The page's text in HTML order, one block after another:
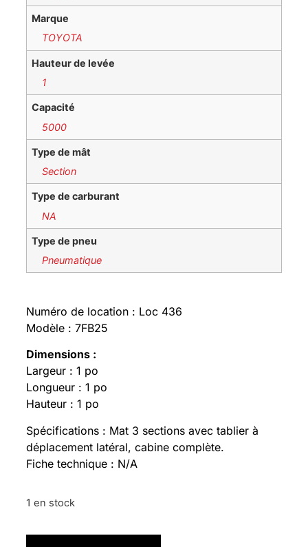
Marque
TOYOTA
Hauteur de levée
1
Capacité
5000
Type de mât
Section
Type de carburant
NA
Type de pneu
Pneumatique
Numéro de location : Loc 436
Modèle : 7FB25
Dimensions :
Largeur : 1 po
Longueur : 1 po
Hauteur : 1 po
Spécifications : Mat 3 sections avec tablier à
déplacement latéral, cabine complète.
Fiche technique : N/A
1 en stock